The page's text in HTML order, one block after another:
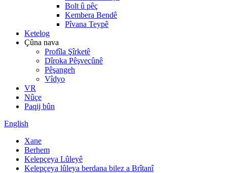
Bolt û pêç
Kembera Bendê
Pîvana Teypê
Ketelog
Çûna nava
Profîla Şîrketê
Dîroka Pêşveçûnê
Pêşangeh
Vîdyo
VR
Nûçe
Paqij bûn
English
Xane
Berhem
Kelepçeya Lûleyê
Kelepçeya lûleya berdana bilez a Brîtanî